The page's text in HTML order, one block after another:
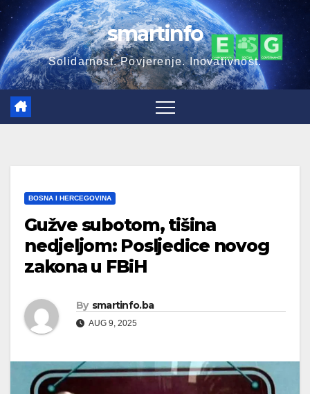
Skip
to
content
smartinfo
Solidarnost. Povjerenje. Inovativnost.
BOSNA I HERCEGOVINA
Gužve subotom, tišina
nedjeljom: Posljedice novog
zakona u FBiH
By smartinfo.ba
AUG 9, 2025